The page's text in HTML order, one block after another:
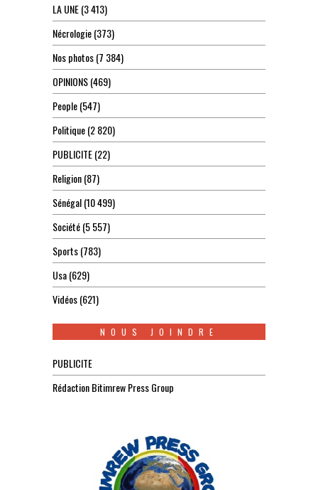
LA UNE(3 413)
Nécrologie(373)
Nos photos(7 384)
OPINIONS(469)
People(547)
Politique(2 820)
PUBLICITE(22)
Religion(87)
Sénégal(10 499)
Société(5 557)
Sports(783)
Usa(629)
Vidéos(621)
NOUS JOINDRE
PUBLICITE
Rédaction Bitimrew Press Group